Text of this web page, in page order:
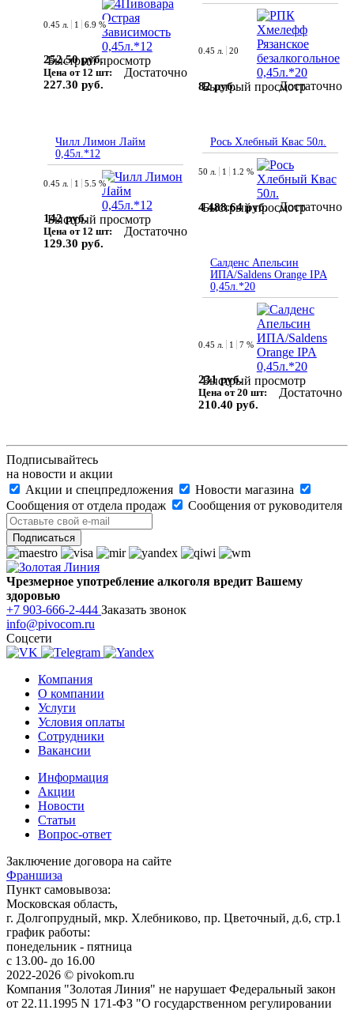
Быстрый просмотр
0.45 л. 1 6.9 %
252.50 руб.
Цена от 12 шт:
227.30 руб.
Достаточно
Быстрый просмотр
0.45 л. 20
82 руб. Достаточно
Чилл Лимон Лайм
0,45л.*12
Быстрый просмотр
0.45 л. 1 5.5 %
142 руб.
Цена от 12 шт:
129.30 руб.
Достаточно
Рось Хлебный Квас 50л.
Быстрый просмотр
50 л. 1 1.2 %
4 488.64 руб. Достаточно
Салденс Апельсин
ИПА/Saldens Orange IPA
0,45л.*20
Быстрый просмотр
0.45 л. 1 7 %
231 руб.
Цена от 20 шт:
210.40 руб.
Достаточно
Подписывайтесь
на новости и акции
Акции и спецпредложения
Новости магазина
Сообщения от отдела продаж
Сообщения от руководителя
Чрезмерное употребление алкоголя вредит Вашему
здоровью
+7 903-666-2-444 Заказать звонок
info@pivocom.ru
Соцсети
Компания
О компании
Услуги
Условия оплаты
Сотрудники
Вакансии
Информация
Акции
Новости
Статьи
Вопрос-ответ
Заключение договора на сайте
Франшиза
Пункт самовывоза:
Московская область,
г. Долгопрудный, мкр. Хлебниково, пр. Цветочный, д.6, стр.1
график работы:
понедельник - пятница
с 13.00- до 16.00
2022-2026 © pivokom.ru
Компания "Золотая Линия" не нарушает Федеральный закон
от 22.11.1995 N 171-ФЗ "О государственном регулировании